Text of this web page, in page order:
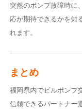
突然のポンプ故障時に
応が期待できるかを知
れます。
まとめ
福岡県内でビルポンプ
信頼できるパートナー